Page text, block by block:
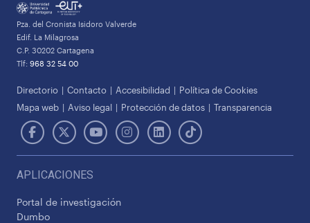
Pza. del Cronista Isidoro Valverde
Edif. La Milagrosa
C.P. 30202 Cartagena
Tlf: 968 32 54 00
Directorio Contacto Accesibilidad
Política de Cookies
Mapa web
Aviso legal Protección de datos Transparencia
APLICACIONES
Portal de investigación
Dumbo